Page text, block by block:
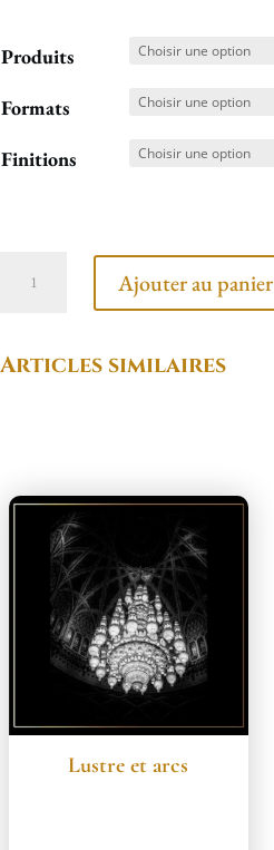
Produits
Formats
Finitions
l'angle
Ajouter au panier
Articles similaires
Lustre et arcs